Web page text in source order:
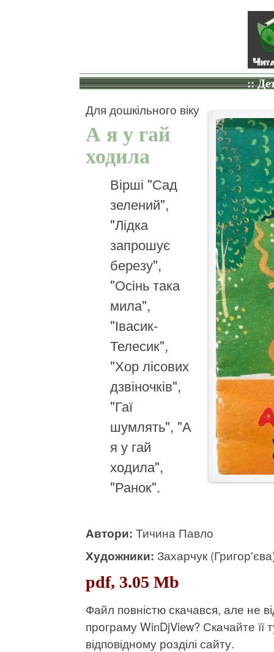
::
Для дошкільного віку
А я у гай
ходила
Вірші "Сад
зелений",
"Лідка
запрошує
березу",
"Осінь така
мила",
"Івасик-
Телесик",
"Хор лісових
дзвіночків",
"Гаї
шумлять", "А
я у гай
ходила",
"Ранок".
Автори: Тичина Павло
Художники: Захарчук
pdf, 3.05 Mb
Файл повністю скачався, але не
програму WinDjView? Скачайте її
відповідному розділі сайту.